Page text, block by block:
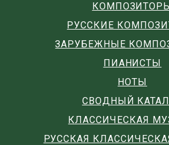
РУССКИЕ
ЗАРУБЕЖНЫЕ
ПИАНИСТЫ
НОТЫ
СВОДНЫЙ
КЛАССИЧЕСКАЯ
РУССКАЯ